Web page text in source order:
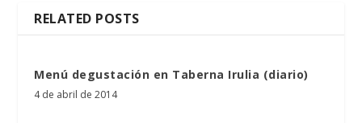
RELATED POSTS
Menú degustación en Taberna Irulia (diario)
4 de abril de 2014